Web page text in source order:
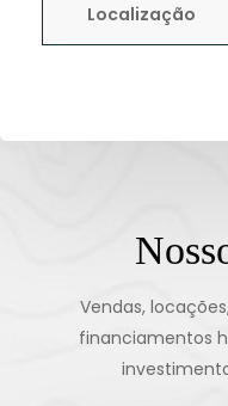
Localização
Vendas,
financiamentos